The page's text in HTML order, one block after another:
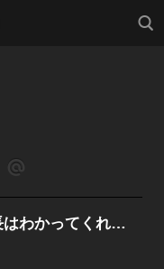
検索
愛しいメガネ店長はわかってくれない